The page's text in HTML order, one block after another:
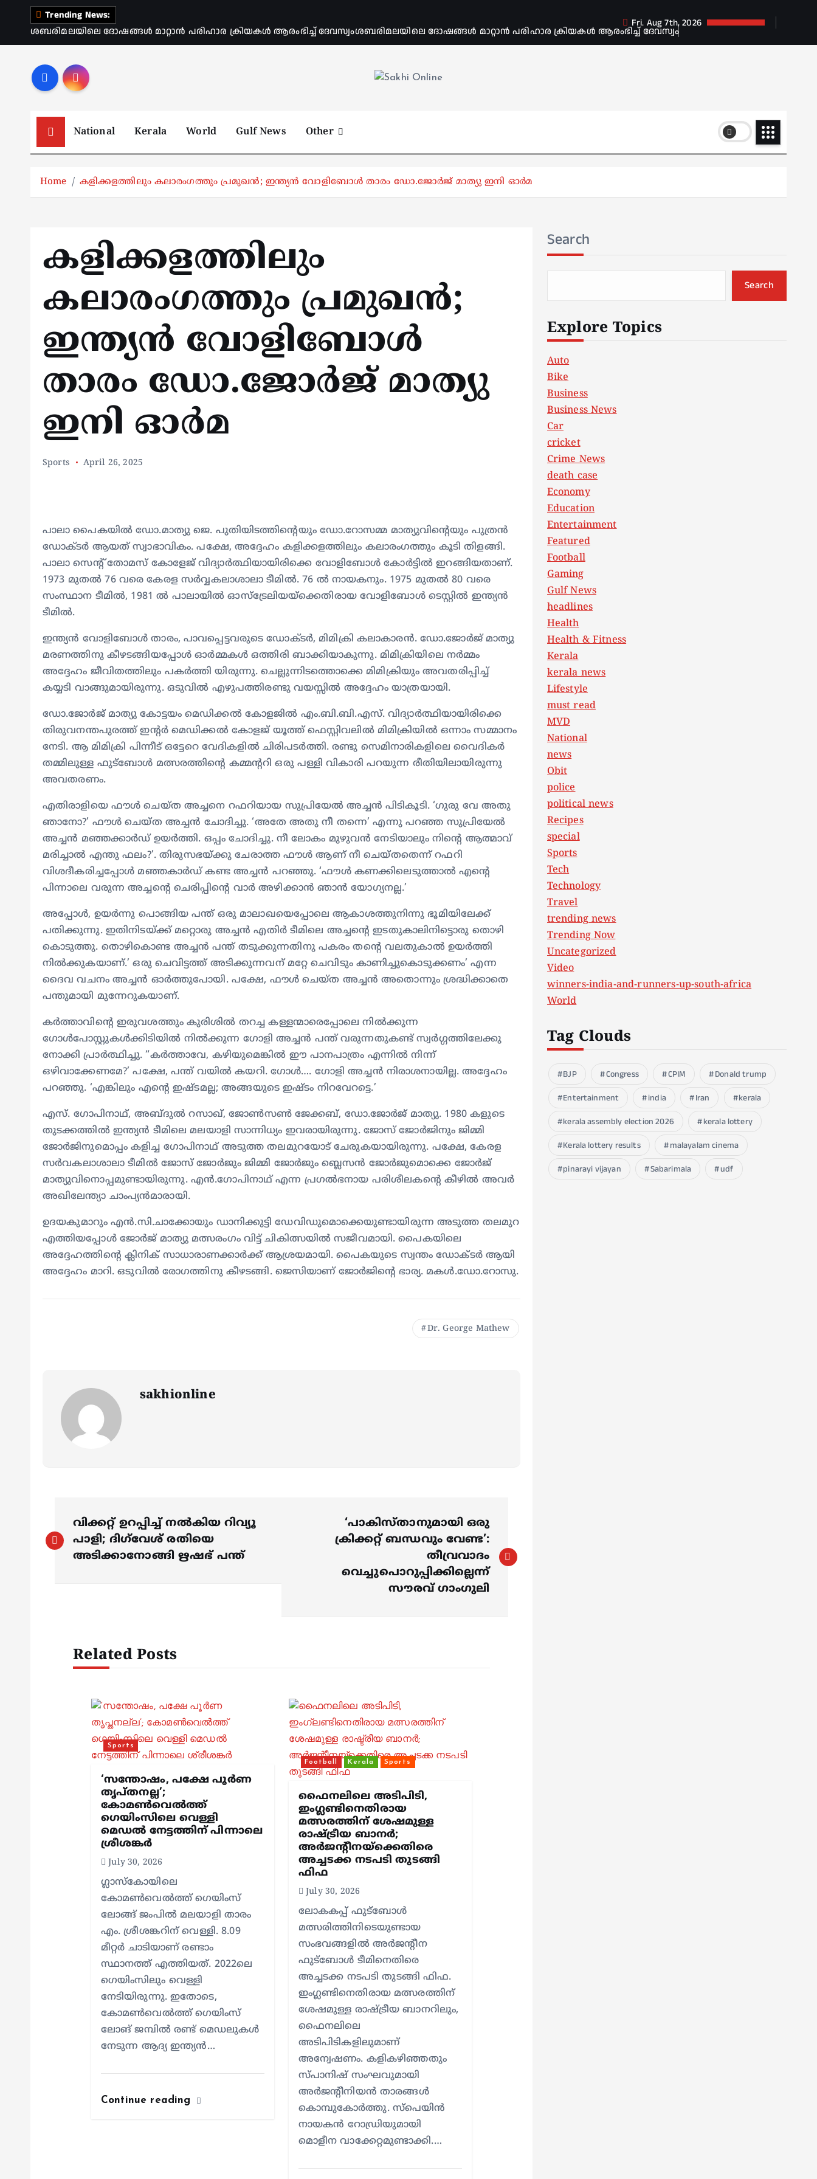
Trending News:
ശബരിമലയിലെ ദോഷങ്ങൾ മാറ്റാൻ പരിഹാര ക്രിയകൾ ആരംഭിച്ച് ദേവസ്വംശബരിമലയിലെ ദോഷങ്ങൾ മാറ്റാൻ പരിഹാര ക്രിയകൾ ആരംഭിച്ച് ദേവസ്വം
Fri. Aug 7th, 2026
National Kerala World Gulf News Other
Home കളിക്കളത്തിലും കലാരംഗത്തും പ്രമുഖൻ; ഇന്ത്യൻ വോളിബോൾ താരം ഡോ.ജോർജ് മാത്യു ഇനി ഓർമ
കളിക്കളത്തിലും
കലാരംഗത്തും പ്രമുഖൻ;
ഇന്ത്യൻ വോളിബോൾ
താരം ഡോ.ജോർജ് മാത്യു
ഇനി ഓർമ
Sports April 26, 2025
പാലാ പൈകയിൽ ഡോ.മാത്യു ജെ. പുതിയിടത്തിന്റെയും ഡോ.റോസമ്മ മാത്യുവിന്റെയും പുത്രൻ
ഡോക്ടർ ആയത് സ്വാഭാവികം. പക്ഷേ, അദ്ദേഹം കളിക്കളത്തിലും കലാരംഗത്തും കൂടി തിളങ്ങി.
പാലാ സെന്റ് തോമസ് കോളേജ് വിദ്യാർത്ഥിയായിരിക്കെ വോളിബോൾ കോർട്ടിൽ ഇറങ്ങിയതാണ്.
1973 മുതൽ 76 വരെ കേരള സർവ്വകലാശാലാ ടീമിൽ. 76 ൽ നായകനും. 1975 മുതൽ 80 വരെ
സംസ്ഥാന ടീമിൽ, 1981 ൽ പാലായിൽ ഓസ്‌ട്രേലിയയ്‌ക്കെതിരായ വോളിബോൾ ടെസ്റ്റിൽ ഇന്ത്യൻ
ടീമിൽ.
ഇന്ത്യൻ വോളിബോൾ താരം, പാവപ്പെട്ടവരുടെ ഡോക്ടർ, മിമിക്രി കലാകാരൻ. ഡോ.ജോർജ് മാത്യു
മരണത്തിനു കീഴടങ്ങിയപ്പോൾ ഓർമ്മകൾ ഒത്തിരി ബാക്കിയാകുന്നു. മിമിക്രിയിലെ നർമ്മം
അദ്ദേഹം ജീവിതത്തിലും പകർത്തി യിരുന്നു. ചെല്ലുന്നിടത്തൊക്കെ മിമിക്രിയും അവതരിപ്പിച്ച്
കയ്യടി വാങ്ങുമായിരുന്നു. ഒടുവിൽ എഴുപത്തിരണ്ടു വയസ്സിൽ അദ്ദേഹം യാത്രയായി.
ഡോ.ജോർജ് മാത്യു കോട്ടയം മെഡിക്കൽ കോളജിൽ എം.ബി.ബി.എസ്. വിദ്യാർത്ഥിയായിരിക്കെ
തിരുവനന്തപുരത്ത് ഇന്റർ മെഡിക്കൽ കോളജ് യൂത്ത് ഫെസ്റ്റിവലിൽ മിമിക്രിയിൽ ഒന്നാം സമ്മാനം
നേടി. ആ മിമിക്രി പിന്നീട് ഒട്ടേറെ വേദികളിൽ ചിരിപടർത്തി. രണ്ടു സെമിനാരികളിലെ വൈദികർ
തമ്മിലുള്ള ഫുട്‌ബോൾ മത്സരത്തിന്റെ കമ്മന്ററി ഒരു പള്ളി വികാരി പറയുന്ന രീതിയിലായിരുന്നു
അവതരണം.
എതിരാളിയെ ഫൗൾ ചെയ്ത അച്ചനെ റഫറിയായ സുപ്രിയേൽ അച്ചൻ പിടികൂടി. ‘ഗുരു വേ അതു
ഞാനോ?’ ഫൗൾ ചെയ്ത അച്ചൻ ചോദിച്ചു. ‘അതേ അതു നീ തന്നെ’ എന്നു പറഞ്ഞ സുപ്രിയേൽ
അച്ചൻ മഞ്ഞക്കാർഡ് ഉയർത്തി. ഒപ്പം ചോദിച്ചു. നീ ലോകം മുഴുവൻ നേടിയാലും നിന്റെ ആത്മാവ്
മരിച്ചാൽ എന്തു ഫലം?’. തിരുസഭയ്ക്കു ചേരാത്ത ഫൗൾ ആണ് നീ ചെയ്തതെന്ന് റഫറി
വിശദീകരിച്ചപ്പോൾ മഞ്ഞകാർഡ് കണ്ട അച്ചൻ പറഞ്ഞു. ‘ഫൗൾ കണക്കിലെടുത്താൽ എന്റെ
പിന്നാലെ വരുന്ന അച്ചന്റെ ചെരിപ്പിന്റെ വാർ അഴിക്കാൻ ഞാൻ യോഗ്യനല്ല.’
അപ്പോൾ, ഉയർന്നു പൊങ്ങിയ പന്ത് ഒരു മാലാഖയെപ്പോലെ ആകാശത്തുനിന്നു ഭൂമിയിലേക്ക്
പതിക്കുന്നു. ഇതിനിടയ്ക്ക് മറ്റൊരു അച്ചൻ എതിർ ടീമിലെ അച്ചന്റെ ഇടതുകാലിനിട്ടൊരു തൊഴി
കൊടുത്തു. തൊഴികൊണ്ട അച്ചൻ പന്ത് തടുക്കുന്നതിനു പകരം തന്റെ വലതുകാൽ ഉയർത്തി
നിൽക്കുകയാണ്.’ ഒരു ചെവിട്ടത്ത് അടിക്കുന്നവന് മറ്റേ ചെവിടും കാണിച്ചുകൊടുക്കണം’ എന്ന
ദൈവ വചനം അച്ചൻ ഓർത്തുപോയി. പക്ഷേ, ഫൗൾ ചെയ്ത അച്ചൻ അതൊന്നും ശ്രദ്ധിക്കാതെ
പന്തുമായി മുന്നേറുകയാണ്.
കർത്താവിന്റെ ഇരുവശത്തും കുരിശിൽ തറച്ച കള്ളന്മാരെപ്പോലെ നിൽക്കുന്ന
ഗോൾപോസ്റ്റുകൾക്കിടിയിൽ നിൽക്കുന്ന ഗോളി അച്ചൻ പന്ത് വരുന്നതുകണ്ട് സ്വർഗ്ഗത്തിലേക്കു
നോക്കി പ്രാർത്ഥിച്ചു. “കർത്താവേ, കഴിയുമെങ്കിൽ ഈ പാനപാത്രം എന്നിൽ നിന്ന്
ഒഴിവാക്കേണമേ?’ പക്ഷേ, പന്ത് വയിൽ കയറി. ഗോൾ…. ഗോളി അച്ചൻ നിരാശനായില്ല. അദ്ദേഹം
പറഞ്ഞു. ‘എങ്കിലും എന്റെ ഇഷ്ടമല്ല; അങ്ങയുടെ ഇഷ്ടം നിറവേറട്ടെ.’
എസ്. ഗോപിനാഥ്, അബ്ദുൽ റസാഖ്, ജോൺസൺ ജേക്കബ്, ഡോ.ജോർജ് മാത്യു. 1980 കളുടെ
തുടക്കത്തിൽ ഇന്ത്യൻ ടീമിലെ മലയാളി സാന്നിധ്യം ഇവരായിരുന്നു. ജോസ് ജോർജിനും ജിമ്മി
ജോർജിനുമൊപ്പം കളിച്ച ഗോപിനാഥ് അടുത്ത തലമുറയോട് ചേരുകയായിരുന്നു. പക്ഷേ, കേരള
സർവകലാശാലാ ടീമിൽ ജോസ് ജോർജും ജിമ്മി ജോർജും ബ്ലെസൻ ജോർജുമൊക്കെ ജോർജ്
മാത്യുവിനൊപ്പമുണ്ടായിരുന്നു. എൻ.ഗോപിനാഥ് എന്ന പ്രഗൽഭനായ പരിശീലകൻ്റെ കീഴിൽ അവർ
അഖിലേന്ത്യാ ചാംപ്യൻമാരായി.
ഉദയകുമാറും എൻ.സി.ചാക്കോയും ഡാനിക്കുട്ടി ഡേവിഡുമൊക്കെയുണ്ടായിരുന്ന അടുത്ത തലമുറ
എത്തിയപ്പോൾ ജോർജ് മാത്യു മത്സരംഗം വിട്ട് ചികിത്സയിൽ സജീവമായി. പൈകയിലെ
അദ്ദേഹത്തിന്റെ ക്ലിനിക് സാധാരാണക്കാർക്ക് ആശ്രയമായി. പൈകയുടെ സ്വന്തം ഡോക്ടർ ആയി
അദ്ദേഹം മാറി. ഒടുവിൽ രോഗത്തിനു കീഴടങ്ങി. ജെസിയാണ് ജോർജിന്റെ ഭാര്യ. മകൾ.ഡോ.റോസു.
Dr. George Mathew
sakhionline
o
വിക്കറ്റ് ഉറപ്പിച്ച് നല്‍കിയ റിവ്യൂ
പാളി; ദിഗ്‌വേശ് രതിയെ
അടിക്കാനോങ്ങി ഋഷഭ് പന്ത്
‘പാകിസ്താനുമായി ഒരു
ക്രിക്കറ്റ് ബന്ധവും വേണ്ട’:
തീവ്രവാദം
വെച്ചുപൊറുപ്പിക്കില്ലെന്ന്
സൗരവ് ഗാംഗുലി
Related Posts
Sports
‘സന്തോഷം, പക്ഷേ പൂര്‍ണ
തൃപ്തനല്ല’;
കോമണ്‍വെല്‍ത്ത്
ഗെയിംസിലെ വെള്ളി
മെഡല്‍ നേട്ടത്തിന് പിന്നാലെ
ശ്രീശങ്കര്‍
July 30, 2026
ഗ്ലാസ്‌കോയിലെ
കോമണ്‍വെല്‍ത്ത് ഗെയിംസ്
ലോങ്ങ് ജംപില്‍ മലയാളി താരം
എം. ശ്രീശങ്കറിന് വെള്ളി. 8.09
മീറ്റര്‍ ചാടിയാണ് രണ്ടാം
സ്ഥാനത്ത് എത്തിയത്. 2022ലെ
ഗെയിംസിലും വെള്ളി
നേടിയിരുന്നു. ഇതോടെ,
കോമണ്‍വെല്‍ത്ത് ഗെയിംസ്
ലോങ് ജമ്പില്‍ രണ്ട് മെഡലുകള്‍
നേടുന്ന ആദ്യ ഇന്ത്യന്‍…
Continue reading
Football Kerala Sports
ഫൈനലിലെ അടിപിടി,
ഇംഗ്ലണ്ടിനെതിരായ
മത്സരത്തിന് ശേഷമുള്ള
രാഷ്ട്രീയ ബാനര്‍;
അര്‍ജന്റീനയ്‌ക്കെതിരെ
അച്ചടക്ക നടപടി തുടങ്ങി
ഫിഫ
July 30, 2026
ലോകകപ്പ് ഫുട്‌ബോള്‍
മത്സരിത്തിനിടെയുണ്ടായ
സംഭവങ്ങളില്‍ അര്‍ജന്റീന
ഫുട്‌ബോള്‍ ടീമിനെതിരെ
അച്ചടക്ക നടപടി തുടങ്ങി ഫിഫ.
ഇംഗ്ലണ്ടിനെതിരായ മത്സരത്തിന്
ശേഷമുള്ള രാഷ്ട്രീയ ബാനറിലും,
ഫൈനലിലെ
അടിപിടികളിലുമാണ്
അന്വേഷണം. കളികഴിഞ്ഞതും
സ്പാനിഷ് സംഘവുമായി
അര്‍ജന്റീനിയന്‍ താരങ്ങള്‍
കൊമ്പുകോര്‍ത്തു. സ്പെയിന്‍
നായകന്‍ റോഡ്രിയുമായി
മൊളീന വാക്കേറ്റമുണ്ടാക്കി.…
Search
Search
Explore Topics
Auto
Bike
Business
Business News
Car
cricket
Crime News
death case
Economy
Education
Entertainment
Featured
Football
Gaming
Gulf News
headlines
Health
Health & Fitness
Kerala
kerala news
Lifestyle
must read
MVD
National
news
Obit
police
political news
Recipes
special
Sports
Tech
Technology
Travel
trending news
Trending Now
Uncategorized
Video
winners-india-and-runners-up-south-africa
World
Tag Clouds
BJP Congress CPIM
Donald trump
Entertainment
india Iran
kerala
kerala assembly election 2026
kerala lottery
Kerala lottery results
malayalam cinema
pinarayi vijayan
Sabarimala udf